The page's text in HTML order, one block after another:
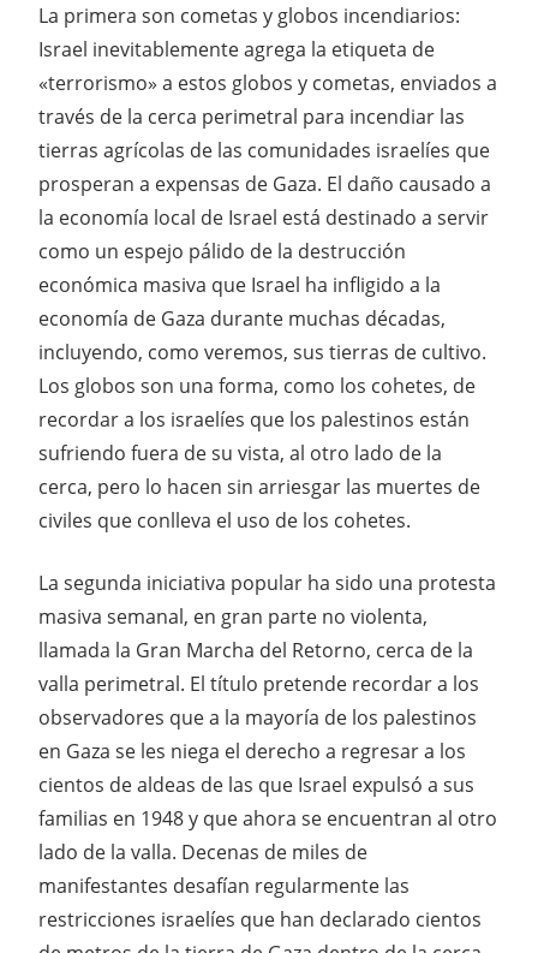
La primera son cometas y globos incendiarios:
Israel inevitablemente agrega la etiqueta de
«terrorismo» a estos globos y cometas, enviados a
través de la cerca perimetral para incendiar las
tierras agrícolas de las comunidades israelíes que
prosperan a expensas de Gaza. El daño causado a
la economía local de Israel está destinado a servir
como un espejo pálido de la destrucción
económica masiva que Israel ha infligido a la
economía de Gaza durante muchas décadas,
incluyendo, como veremos, sus tierras de cultivo.
Los globos son una forma, como los cohetes, de
recordar a los israelíes que los palestinos están
sufriendo fuera de su vista, al otro lado de la
cerca, pero lo hacen sin arriesgar las muertes de
civiles que conlleva el uso de los cohetes.
La segunda iniciativa popular ha sido una protesta
masiva semanal, en gran parte no violenta,
llamada la Gran Marcha del Retorno, cerca de la
valla perimetral. El título pretende recordar a los
observadores que a la mayoría de los palestinos
en Gaza se les niega el derecho a regresar a los
cientos de aldeas de las que Israel expulsó a sus
familias en 1948 y que ahora se encuentran al otro
lado de la valla. Decenas de miles de
manifestantes desafían regularmente las
restricciones israelíes que han declarado cientos